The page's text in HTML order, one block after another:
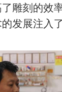
雕刻的效
发展注入